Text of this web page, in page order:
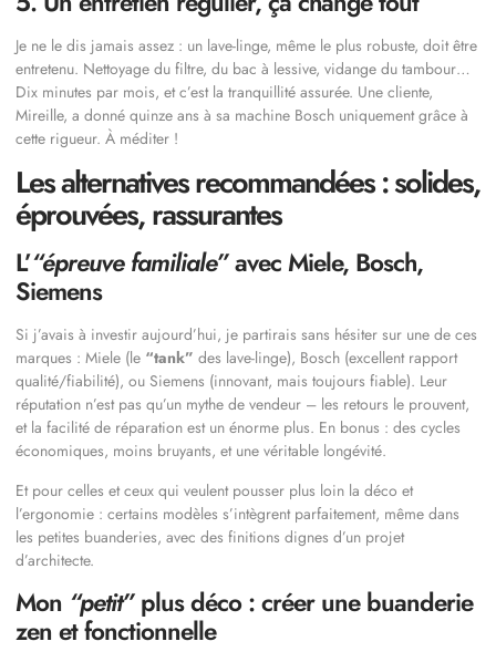
Je ne le dis jamais assez : un lave-linge, même le plus robuste, doit être
entretenu. Nettoyage du filtre, du bac à lessive, vidange du tambour…
Dix minutes par mois, et c’est la tranquillité assurée. Une cliente,
Mireille, a donné quinze ans à sa machine Bosch uniquement grâce à
cette rigueur. À méditer !
Les alternatives recommandées : solides,
éprouvées, rassurantes
L’“épreuve familiale”avec Miele, Bosch,
Siemens
Si j’avais à investir aujourd’hui, je partirais sans hésiter sur une de ces
marques : Miele (le “tank” des lave-linge), Bosch (excellent rapport
qualité/fiabilité), ou Siemens (innovant, mais toujours fiable). Leur
réputation n’est pas qu’un mythe de vendeur – les retours le prouvent,
et la facilité de réparation est un énorme plus. En bonus : des cycles
économiques, moins bruyants, et une véritable longévité.
Et pour celles et ceux qui veulent pousser plus loin la déco et
l’ergonomie : certains modèles s’intègrent parfaitement, même dans
les petites buanderies, avec des finitions dignes d’un projet
d’architecte.
Mon “petit”plus déco : créer une buanderie
zen et fonctionnelle